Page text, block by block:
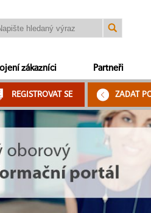
zákazníci Partneři
REGISTROVAT SE ZADAT